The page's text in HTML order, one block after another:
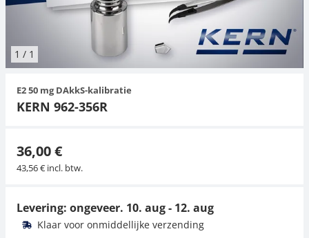
1 / 1
E2 50 mg DAkkS-kalibratie
KERN 962-356R
36,00 €
43,56 € incl. btw.
Levering: ongeveer. 10. aug - 12. aug
Klaar voor onmiddellijke verzending
Hangende weegschalen
Kraanweegschalen
Bankweegschaal
Weegschaal inclusief software
Accessoires
Spannings- en compressiebelastingcellen
Trekapparaten
Externe verlichting
Microscoop camera's
Toepassingen voor experts
Universele toepassingen
Kleurmeting
Accessoires